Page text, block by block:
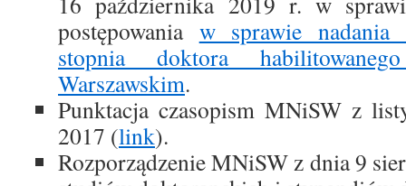
postępowania w sprawie nadania
stopnia doktora
Warszawskim.
Punktacja czasopism MNiSW z
2017 (link).
Rozporządzenie MNiSW z dnia 9